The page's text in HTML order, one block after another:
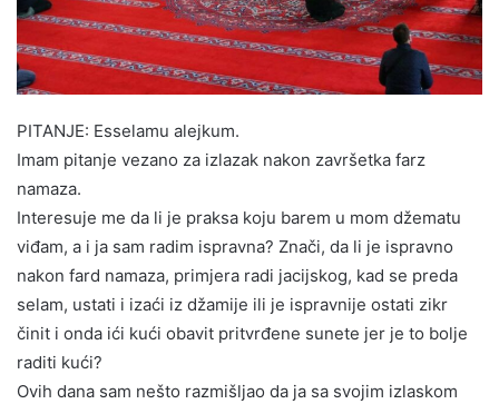
PITANJE: Esselamu alejkum.
Imam pitanje vezano za izlazak nakon završetka farz
namaza.
Interesuje me da li je praksa koju barem u mom džematu
viđam, a i ja sam radim ispravna? Znači, da li je ispravno
nakon fard namaza, primjera radi jacijskog, kad se preda
selam, ustati i izaći iz džamije ili je ispravnije ostati zikr
činit i onda ići kući obavit pritvrđene sunete jer je to bolje
raditi kući?
Ovih dana sam nešto razmišljao da ja sa svojim izlaskom